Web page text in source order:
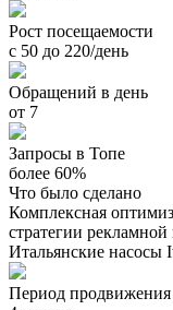
Рост посещаемости
с 50 до 220/день
Обращений в день
от 7
Запросы в Топе
более 60%
Что было сделано
Комплексная
стратегии
Итальянские насосы
Период продвижения